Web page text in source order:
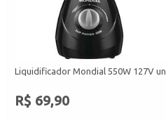
Liquidificador Mondial 550W 127V un
R$ 69,90